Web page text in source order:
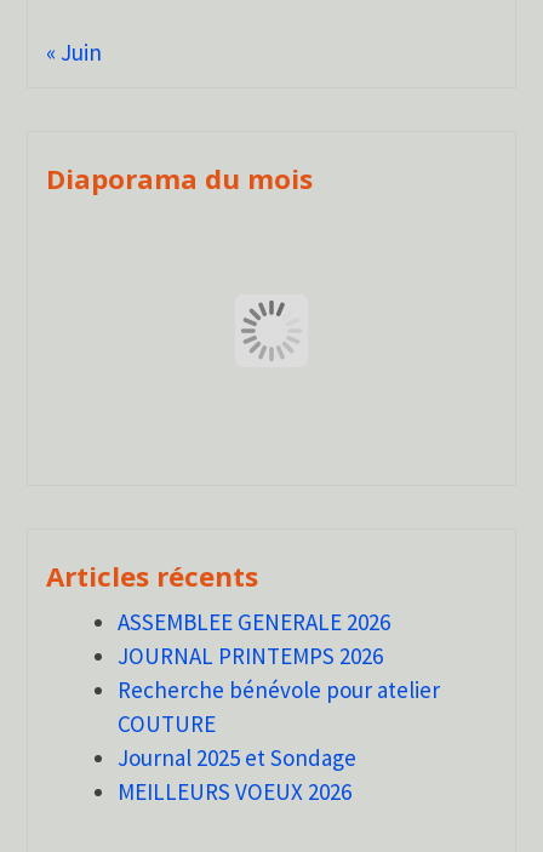
« Juin
Diaporama du mois
Articles récents
ASSEMBLEE GENERALE 2026
JOURNAL PRINTEMPS 2026
Recherche bénévole pour atelier
COUTURE
Journal 2025 et Sondage
MEILLEURS VOEUX 2026